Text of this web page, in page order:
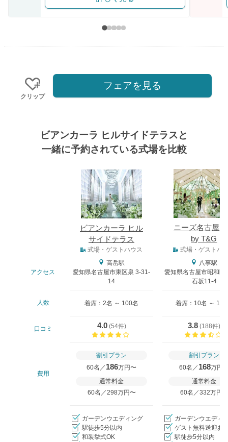
クリップ
フェアを見る
ビアンカーラ ヒルサイドテラスと
一緒に予約されている式場を比較
ビアンカーラ ヒル
サイドテラス
ニーズ名古屋
by T&G
式場・ゲストハウス 式場・ゲストハ
アクセス
高岳駅
愛知県名古屋市東区泉 3-31-
14
八事駅
愛知県名古屋市昭和区
石坂11-4
人数 着席：2名 ～ 100名 着席：10名 ～ 130
口コミ 4.0(54件)
3.8 (188件)
費用
割引プラン
60名／ 186万円〜
通常料金
60名／298万円〜
割引プラン
60名／ 168万円
通常料金
60名／332万円〜
ガーデンウエディング
駅徒歩5分以内
和装挙式OK
ガーデンウエディ
ゲスト無料送迎あ
駅徒歩5分以内